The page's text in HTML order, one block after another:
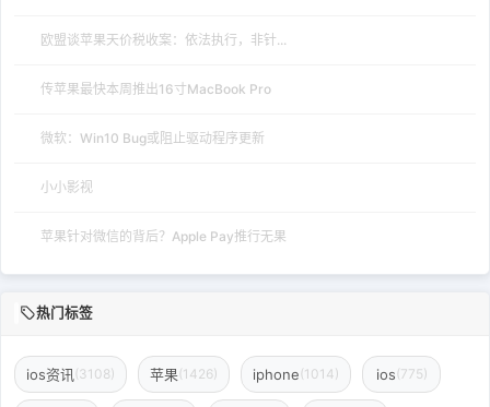
欧盟谈苹果天价税收案：依法执行，非针...
传苹果最快本周推出16寸MacBook Pro
微软：Win10 Bug或阻止驱动程序更新
小小影视
苹果针对微信的背后？Apple Pay推行无果
热门标签
ios资讯 (3108) 苹果(1426) iphone(1014) ios(775)